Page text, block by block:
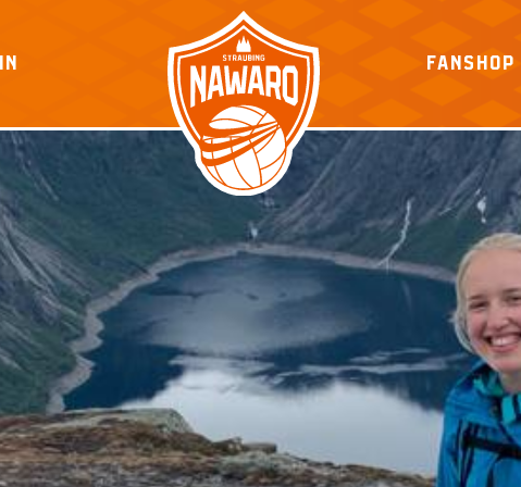
FANSHOP